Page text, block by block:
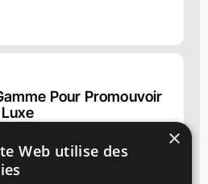
Pour Promouvoir
×
Web utilise des